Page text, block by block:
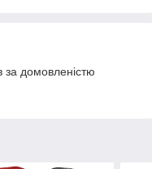
за домовленістю